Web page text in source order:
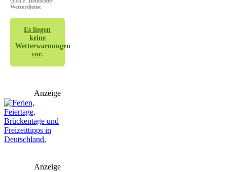
Wetterdienst
Es liegen
keine
Wetterwarnungen
vor.
Anzeige
Anzeige